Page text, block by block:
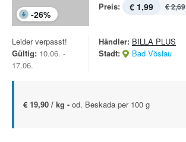
-26%
Preis: € 1,99 € 2,69
Leider verpasst!
Gültig: 10.06. -
17.06.
Händler: BILLA PLUS
Stadt:
Bad Vöslau
€ 19,90 / kg - od. Beskada per 100 g